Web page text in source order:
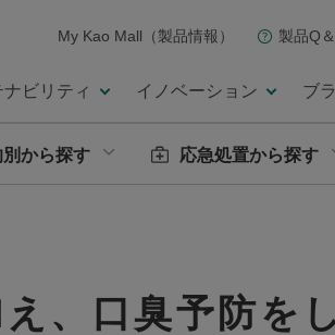
My Kao Mall（製品情報） 製品Q
ビリティ イノベーション ブ
別から探す 応急処置から探す
え、口臭予防を